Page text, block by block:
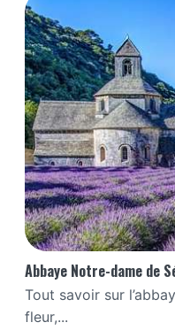
Abbaye Notre-dame de
Tout savoir sur
fleur,...